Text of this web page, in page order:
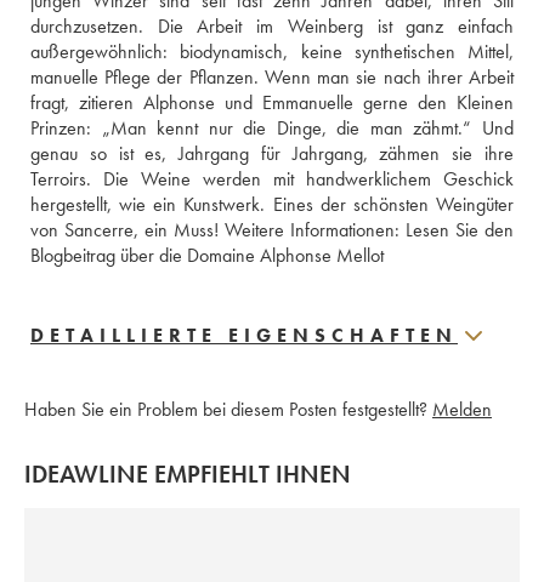
durchzusetzen. Die Arbeit im Weinberg ist ganz einfach
außergewöhnlich: biodynamisch, keine synthetischen Mittel,
manuelle Pflege der Pflanzen. Wenn man sie nach ihrer Arbeit
fragt, zitieren Alphonse und Emmanuelle gerne den Kleinen
Prinzen: „Man kennt nur die Dinge, die man zähmt.“ Und
genau so ist es, Jahrgang für Jahrgang, zähmen sie ihre
Terroirs. Die Weine werden mit handwerklichem Geschick
hergestellt, wie ein Kunstwerk. Eines der schönsten Weingüter
von Sancerre, ein Muss! Weitere Informationen: Lesen Sie den
Blogbeitrag über die Domaine Alphonse Mellot
DETAILLIERTE EIGENSCHAFTEN
Haben Sie ein Problem bei diesem Posten festgestellt? Melden
IDEAWLINE EMPFIEHLT IHNEN